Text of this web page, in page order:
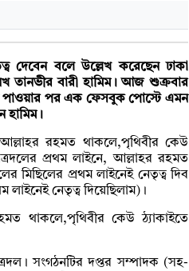
দেবেন বলে উল্লেখ করেছেন ঢাকা
তানভীর বারী হামিম। আজ শুক্রবার
পাওয়ার পর এক ফেসবুক পোস্টে এমন
হামিম।
রহমত থাকলে,পৃথিবীর কেউ
প্রথম লাইনে, আল্লাহর রহমত
মিছিলের প্রথম লাইনেই নেতৃত্ব দিব
নেতৃত্ব দিয়েছিলাম)।
থাকলে,পৃথিবীর কেউ ঠ‍্যাকাইতে
সংগঠনটির দপ্তর সম্পাদক (সহ-